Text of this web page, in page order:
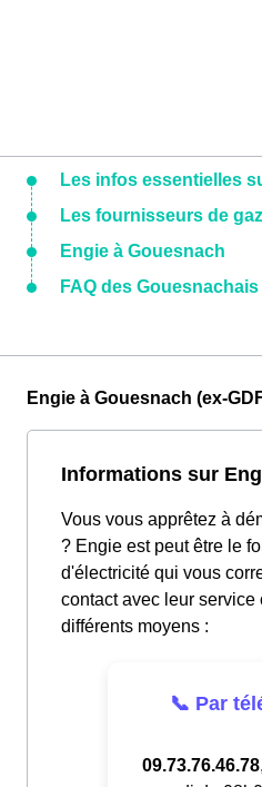
Les infos essentielles
Les fournisseurs de
Engie à Gouesnach
FAQ des
Engie à Gouesnach (ex-
Informations sur
Vous vous apprêtez à
? Engie est peut être le
d'électricité qui vous
contact avec leur service
différents moyens :
📞 Par
09.73.76.46.78